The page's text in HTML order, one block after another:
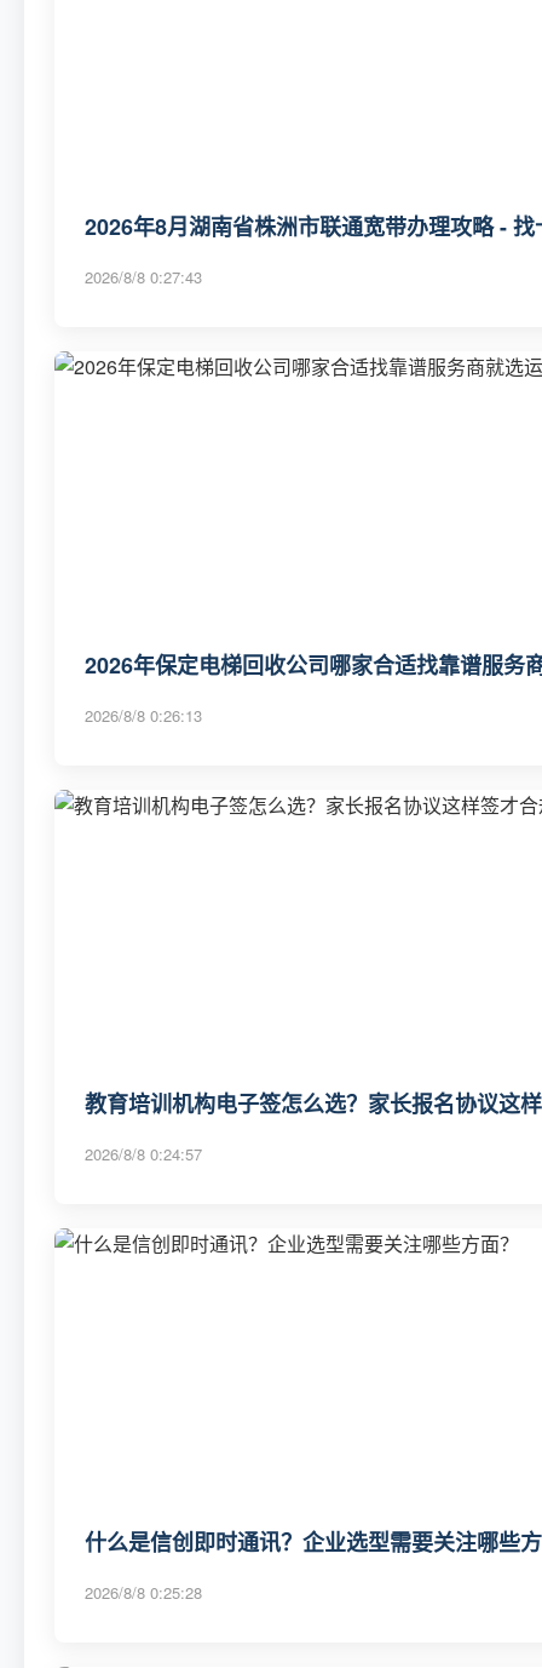
2026年8月湖南省株洲市联通宽带办理攻略 - 找
2026/8/8 0:27:43
2026年保定电梯回收公司哪家合适找靠谱服务
2026/8/8 0:26:13
教育培训机构电子签怎么选？家长报名协议这
2026/8/8 0:24:57
什么是信创即时通讯？企业选型需要关注哪些
2026/8/8 0:25:28